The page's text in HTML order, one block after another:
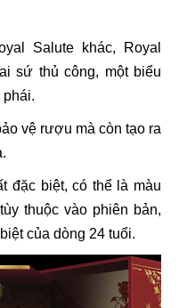
Salute khác, Royal
sứ thủ công, một biểu
vệ rượu mà còn tạo ra
đặc biệt, có thể là màu
thuộc vào phiên bản,
của dòng 24 tuổi.